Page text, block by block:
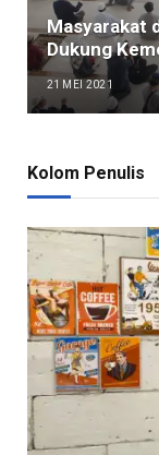
Masyarakat
Dukung
21 MEI 2021
Kolom Penulis